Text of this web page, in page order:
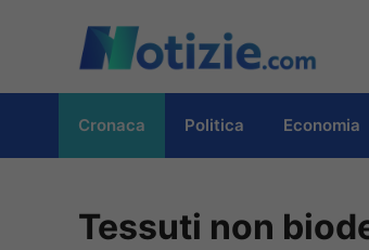
contenuto
Cronaca Politica Economia
Tessuti non